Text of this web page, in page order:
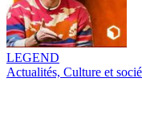
LEGEND
Actualités, Culture et